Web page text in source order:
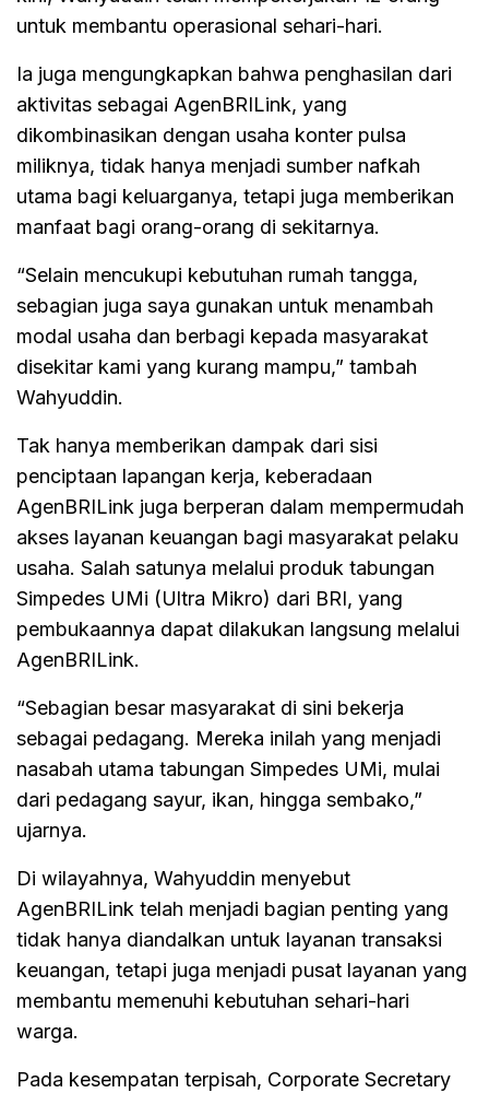
untuk membantu operasional sehari-hari.
Ia juga mengungkapkan bahwa penghasilan dari
aktivitas sebagai AgenBRILink, yang
dikombinasikan dengan usaha konter pulsa
miliknya, tidak hanya menjadi sumber nafkah
utama bagi keluarganya, tetapi juga memberikan
manfaat bagi orang-orang di sekitarnya.
“Selain mencukupi kebutuhan rumah tangga,
sebagian juga saya gunakan untuk menambah
modal usaha dan berbagi kepada masyarakat
disekitar kami yang kurang mampu,” tambah
Wahyuddin.
Tak hanya memberikan dampak dari sisi
penciptaan lapangan kerja, keberadaan
AgenBRILink juga berperan dalam mempermudah
akses layanan keuangan bagi masyarakat pelaku
usaha. Salah satunya melalui produk tabungan
Simpedes UMi (Ultra Mikro) dari BRI, yang
pembukaannya dapat dilakukan langsung melalui
AgenBRILink.
“Sebagian besar masyarakat di sini bekerja
sebagai pedagang. Mereka inilah yang menjadi
nasabah utama tabungan Simpedes UMi, mulai
dari pedagang sayur, ikan, hingga sembako,”
ujarnya.
Di wilayahnya, Wahyuddin menyebut
AgenBRILink telah menjadi bagian penting yang
tidak hanya diandalkan untuk layanan transaksi
keuangan, tetapi juga menjadi pusat layanan yang
membantu memenuhi kebutuhan sehari-hari
warga.
Pada kesempatan terpisah, Corporate Secretary